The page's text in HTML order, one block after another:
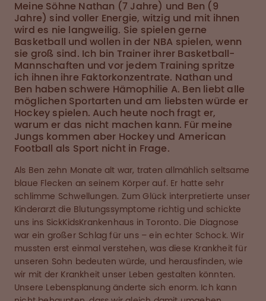
Meine Söhne Nathan (7 Jahre) und Ben (9
Jahre) sind voller Energie, witzig und mit ihnen
wird es nie langweilig. Sie spielen gerne
Basketball und wollen in der NBA spielen, wenn
sie groß sind. Ich bin Trainer ihrer Basketball-
Mannschaften und vor jedem Training spritze
ich ihnen ihre Faktorkonzentrate. Nathan und
Ben haben schwere Hämophilie A. Ben liebt alle
möglichen Sportarten und am liebsten würde er
Hockey spielen. Auch heute noch fragt er,
warum er das nicht machen kann. Für meine
Jungs kommen aber Hockey und American
Football als Sport nicht in Frage.
Als Ben zehn Monate alt war, traten allmählich seltsame
blaue Flecken an seinem Körper auf. Er hatte sehr
schlimme Schwellungen. Zum Glück interpretierte unser
Kinderarzt die Blutungssymptome richtig und schickte
uns ins SickKidsKrankenhaus in Toronto. Die Diagnose
war ein großer Schlag für uns – ein echter Schock. Wir
mussten erst einmal verstehen, was diese Krankheit für
unseren Sohn bedeuten würde, und herausfinden, wie
wir mit der Krankheit unser Leben gestalten könnten.
Unsere Lebensplanung änderte sich enorm. Ich kann